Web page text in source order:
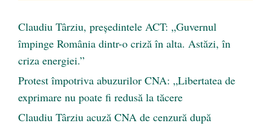
Claudiu Târziu, președintele ACT: „Guvernul
împinge România dintr-o criză în alta. Astăzi, în
criza energiei.”
Protest împotriva abuzurilor CNA: „Libertatea de
exprimare nu poate fi redusă la tăcere
Claudiu Târziu acuză CNA de cenzură după